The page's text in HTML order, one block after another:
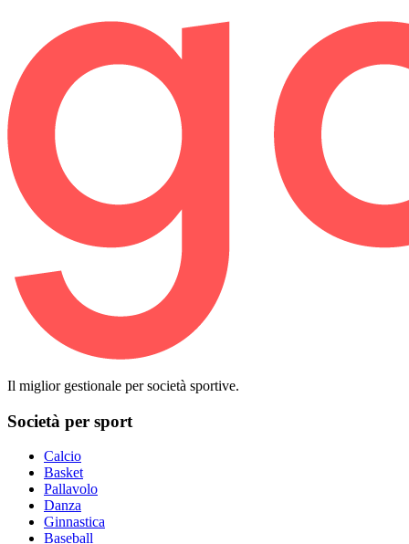
Il miglior gestionale per società sportive.
Società per sport
Calcio
Basket
Pallavolo
Danza
Ginnastica
Baseball